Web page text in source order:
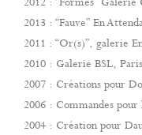
2013 : “Fauve” En
2011 : “Or(s)”, galerie
2010 : Galerie BSL, Paris
2007 : Créations pour
2006 : Commandes
2004 : Création pour